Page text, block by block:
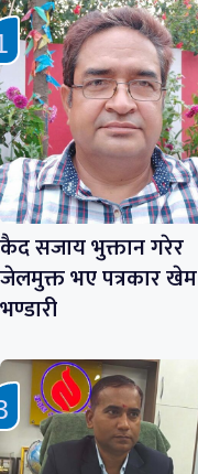
कैद सजाय भुक्तान गरेर
जेलमुक्त भए पत्रकार खेम
भण्डारी